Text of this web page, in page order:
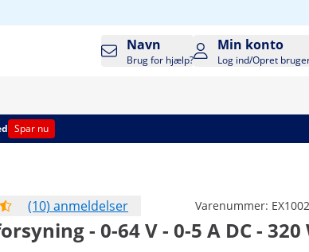
Navn
Brug for hjælp?
Min konto
Log ind/Opret
Spar nu
(10) anmeldelser
Varenummer:
- 0-64 V - 0-5 A DC - 320